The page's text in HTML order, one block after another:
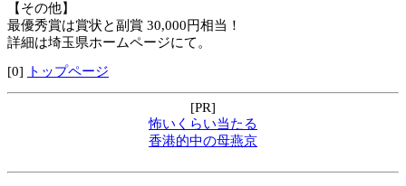
【その他】
最優秀賞は賞状と副賞 30,000円相当！
詳細は埼玉県ホームページにて。
[0]
トップページ
[PR]
怖いくらい当たる
香港的中の母燕京